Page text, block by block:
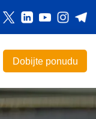
Dobijte ponudu